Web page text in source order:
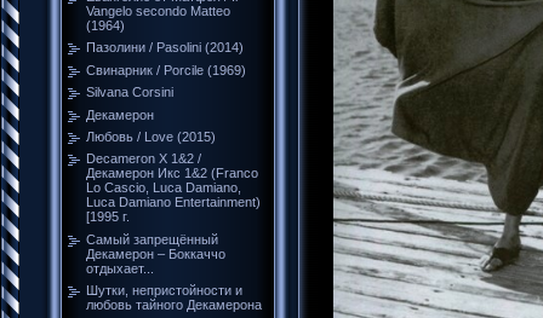
Vangelo secondo Matteo
(1964)
Пазолини / Pasolini (2014)
Свинарник / Porcile (1969)
Silvana Corsini
Декамерон
Любовь / Love (2015)
Decameron X 1&2 /
Декамерон Икс 1&2 (Franco
Lo Cascio, Luca Damiano,
Luca Damiano Entertainment)
[1995 г.
Самый запрещённый
Декамерон – Боккаччо
отдыхает...
Шутки, непристойности и
любовь тайного Декамерона